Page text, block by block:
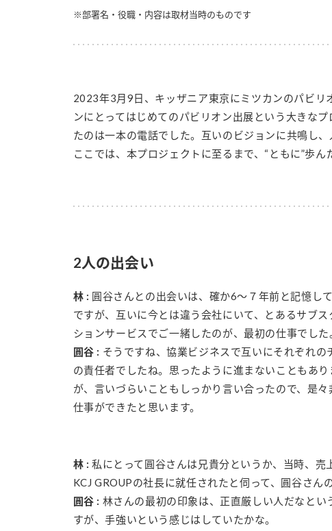
※部署名・役職・内容は取材当時のものです
2023年3月9日、キッザニア東京にミツカンのパビリ
ンにとってはじめてのパビリオン出展という大きな
たのは一本の電話でした。互いのビジョンに共鳴し
ここでは、本プロジェクトに至るまで、“ともに”歩ん
2人の出会い
林 : 圓谷さんとの出会いは、確か6～７年前と記憶し
ですが、互いに今とは違う会社にいて、とあるサブス
ションサービスでご一緒したのが、最初の仕事でした
圓谷 : そうですね、協業ビジネスで互いにそれぞれの
の責任者でしたね。思ったように進まないこともあり
が、言いづらいこともしっかり言い合ったので、是々
仕事ができたと思います。
林 : 私にとって圓谷さんは兄貴分というか、当時、売
KCJ GROUPの社長に就任されたと伺って、圓谷さん
圓谷 : 林さんの最初の印象は、正直厳しい人だなと
すが、手強いという感じはしていたかな。